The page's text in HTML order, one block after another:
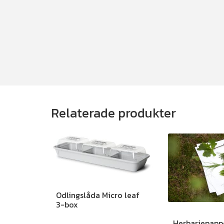
Relaterade produkter
Odlingslåda Micro leaf
3-box